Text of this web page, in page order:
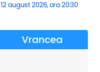
12 august 2026, ora 20:30
Vrancea